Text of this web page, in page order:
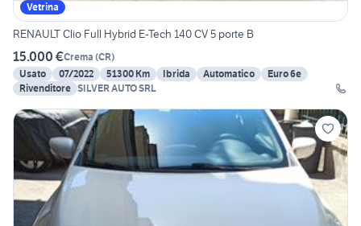
Vetrina
RENAULT Clio Full Hybrid E-Tech 140 CV 5 porte B
15.000 €Crema (CR)
Usato
07/2022 51300 Km Ibrida Automatico
Euro 6e
Rivenditore SILVER AUTO SRL